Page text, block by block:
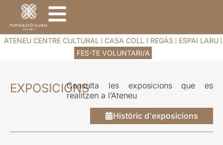
ATENEU CENTRE CULTURAL CASA COLL I REGÀS
ESPAI LARU
FES-TE VOLUNTARI/A
EXPOSICIONSConsulta les exposicions que es
realitzen a l’Ateneu
Històric d'exposicions